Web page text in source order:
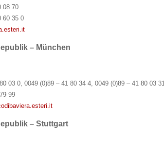
08 70
60 35 0
– München
03 0, 0049 (0)89 – 41 80 34 4, 0049 (0)89 – 41 80 03 31
99
– Stuttgart